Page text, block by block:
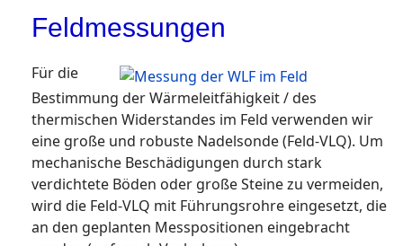
Feldmessungen
Für die
Bestimmung der Wärmeleitfähigkeit / des
thermischen Widerstandes im Feld verwenden wir
eine große und robuste Nadelsonde (Feld-VLQ). Um
mechanische Beschädigungen durch stark
verdichtete Böden oder große Steine zu vermeiden,
wird die Feld-VLQ mit Führungsrohre eingesetzt, die
an den geplanten Messpositionen eingebracht